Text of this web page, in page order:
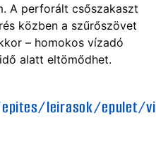
A perforált csőszakaszt
közben a szűrőszövet
– homokos vízadó
alatt eltömődhet.
leirasok/epulet/